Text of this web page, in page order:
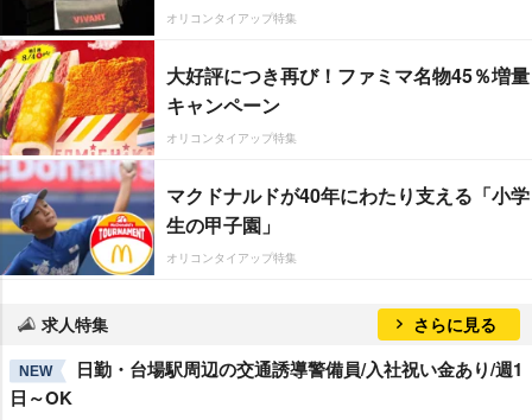
オリコンタイアップ特集
大好評につき再び！ファミマ名物45％増量
キャンペーン
オリコンタイアップ特集
マクドナルドが40年にわたり支える「小学
生の甲子園」
オリコンタイアップ特集
求人特集 さらに見る
NEW
日勤・台場駅周辺の交通誘導警備員/入社祝い金あり/週1
日～OK